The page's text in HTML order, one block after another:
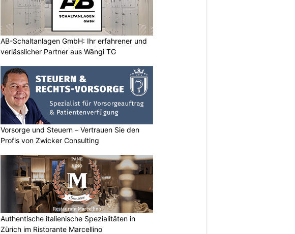
AB-Schaltanlagen GmbH: Ihr erfahrener und
verlässlicher Partner aus Wängi TG
Vorsorge und Steuern – Vertrauen Sie den
Profis von Zwicker Consulting
Authentische italienische Spezialitäten in
Zürich im Ristorante Marcellino